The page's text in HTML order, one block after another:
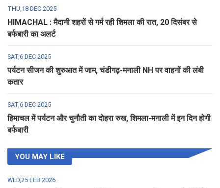
THU,18 DEC 2025
HIMACHAL : मैदानी शहरों से गर्म रही शिमला की रात, 20 दिसंबर से
बर्फबारी का अलर्ट
SAT,6 DEC 2025
पर्यटन सीजन की शुरुआत में जाम, चंडीगढ़-मनाली NH पर वाहनों की लंबी
कतार
SAT,6 DEC 2025
हिमाचल में पर्यटन और चुनौती का दोहरा रुख, शिमला-मनाली में इन दिन होगी
बर्फबारी
YOU MAY LIKE
WED,25 FEB 2026